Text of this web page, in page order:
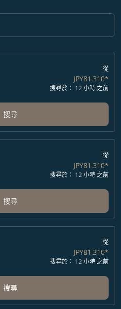
從
JPY81,310*
搜尋於： 12 小時 之前
搜尋
從
JPY81,310*
搜尋於： 12 小時 之前
搜尋
從
JPY81,310*
搜尋於： 12 小時 之前
搜尋